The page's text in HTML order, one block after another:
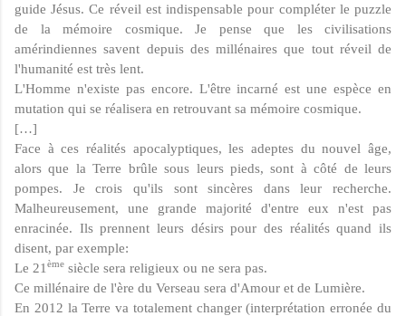
guide Jésus. Ce réveil est indispensable pour compléter le puzzle
de la mémoire cosmique. Je pense que les civi­lisations
amérindiennes savent depuis des millénaires que tout réveil de
l'humanité est très lent.
L'Homme n'existe pas encore. L'être incarné est une espèce en
mutation qui se réalisera en retrouvant sa mémoire cosmique.
[…]
Face à ces réalités apocalyptiques, les adeptes du nouvel âge,
alors que la Terre brûle sous leurs pieds, sont à côté de leurs
pompes. Je crois qu'ils sont sincères dans leur recherche.
Malheureusement, une grande majorité d'entre eux n'est pas
enracinée. Ils prennent leurs désirs pour des réalités quand ils
disent, par exemple:
Le 21 ème siècle sera religieux ou ne sera pas.
Ce millénaire de l'ère du Verseau sera d'Amour et de Lumière.
En 2012 la Terre va totalement changer (inter­prétation erronée du